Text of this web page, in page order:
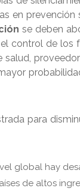
en prevención
se deben
control de los
para
global hay
de altos